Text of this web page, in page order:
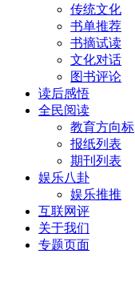
传统文化
书单推荐
书摘试读
文化对话
图书评论
读后感悟
全民阅读
教育方向标
报纸列表
期刊列表
娱乐八卦
娱乐推推
互联网评
关于我们
专题页面